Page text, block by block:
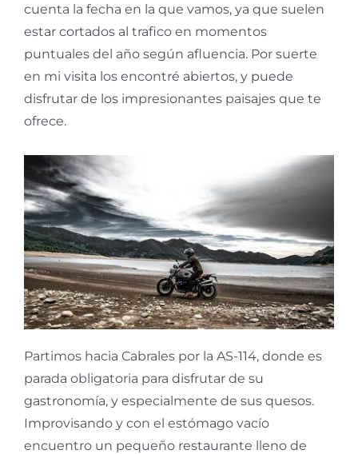
cuenta la fecha en la que vamos, ya que suelen
estar cortados al trafico en momentos
puntuales del año según afluencia. Por suerte
en mi visita los encontré abiertos, y puede
disfrutar de los impresionantes paisajes que te
ofrece.
Partimos hacia Cabrales por la AS-114, donde es
parada obligatoria para disfrutar de su
gastronomía, y especialmente de sus quesos.
Improvisando y con el estómago vacío
encuentro un pequeño restaurante lleno de